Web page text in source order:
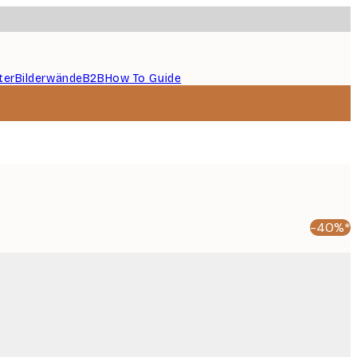
BilderwändeB2BHow To Guide
-40%*